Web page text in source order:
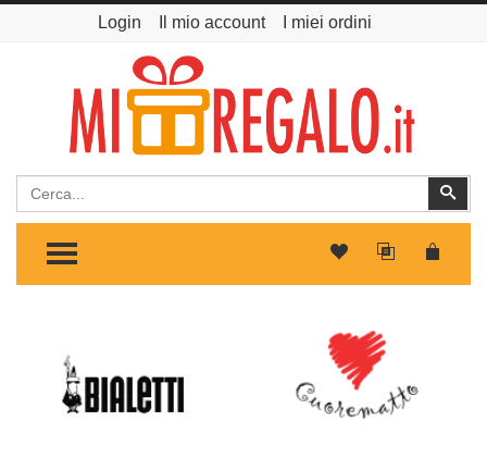
Login Il mio account I miei ordini
Cerca
TOGGLE MENU